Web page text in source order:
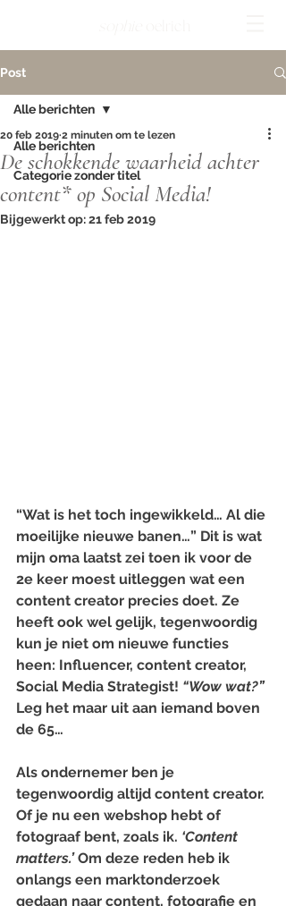
Post
Alle berichten
Categorie zonder titel
Alle berichten
De schokkende waarheid achter
content* op Social Media!
20 feb 2019 2 minuten om te lezen
Bijgewerkt op:21 feb 2019
“Wat is het toch ingewikkeld… Al die
moeilijke nieuwe banen…” Dit is wat
mijn oma laatst zei toen ik voor de
2e keer moest uitleggen wat een
content creator precies doet. Ze
heeft ook wel gelijk, tegenwoordig
kun je niet om nieuwe functies
heen: Influencer, content creator,
Social Media Strategist! “Wow wat?”
Leg het maar uit aan iemand boven
de 65…
Als ondernemer ben je
tegenwoordig altijd content creator.
Of je nu een webshop hebt of
fotograaf bent, zoals ik. ‘Content
matters.’ Om deze reden heb ik
onlangs een marktonderzoek
gedaan naar content, fotografie en